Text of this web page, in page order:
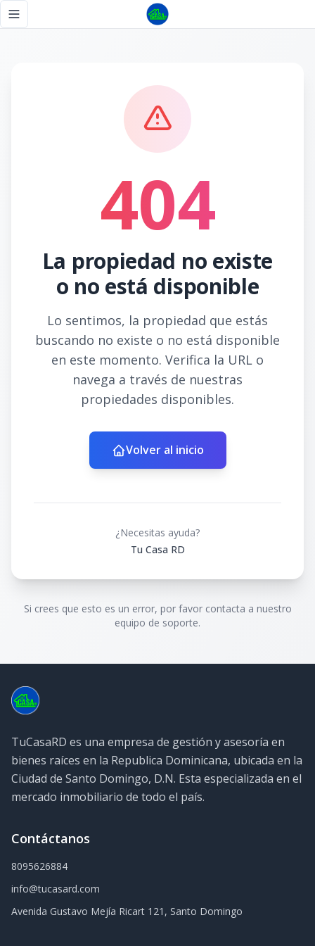
Toggle navigation menu
404
La propiedad no existe
o no está disponible
Lo sentimos, la propiedad que estás
buscando no existe o no está disponible
en este momento. Verifica la URL o
navega a través de nuestras
propiedades disponibles.
Volver al inicio
¿Necesitas ayuda?
Tu Casa RD
Si crees que esto es un error, por favor contacta a nuestro
equipo de soporte.
TuCasaRD es una empresa de gestión y asesoría en
bienes raíces en la Republica Dominicana, ubicada en la
Ciudad de Santo Domingo, D.N. Esta especializada en el
mercado inmobiliario de todo el país.
Contáctanos
8095626884
info@tucasard.com
Avenida Gustavo Mejía Ricart 121, Santo Domingo
Página no encontrada - Tu Casa RD